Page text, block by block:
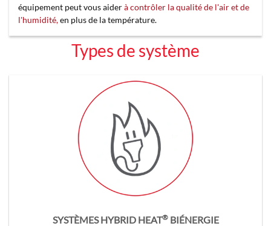
équipement peut vous aiderà contrôler la qualité de l'air et de
l'humidité,en plus de la température.
Types de système
SYSTÈMES HYBRID HEAT®BIÉNERGIE